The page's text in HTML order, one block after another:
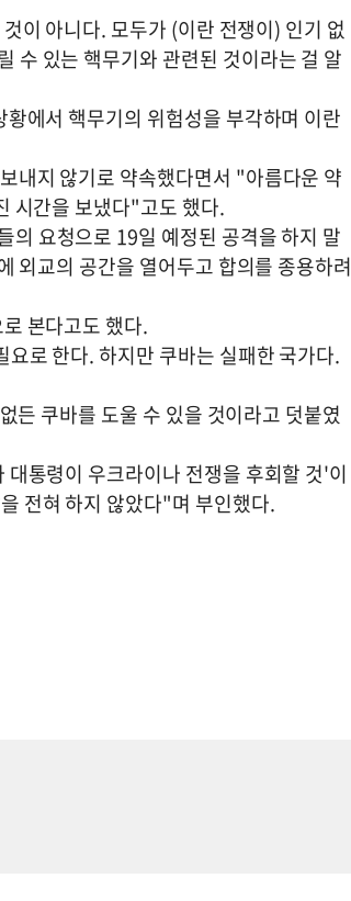
이 아니다. 모두가 (이란 전쟁이) 인기 없
수 있는 핵무기와 관련된 것이라는 걸 알
에서 핵무기의 위험성을 부각하며 이란
내지 않기로 약속했다면서 "아름다운 약
시간을 보냈다"고도 했다.
의 요청으로 19일 예정된 공격을 하지 말
외교의 공간을 열어두고 합의를 종용하려
본다고도 했다.
로 한다. 하지만 쿠바는 실패한 국가다.
든 쿠바를 도울 수 있을 것이라고 덧붙였
통령이 우크라이나 전쟁을 후회할 것'이
전혀 하지 않았다"며 부인했다.